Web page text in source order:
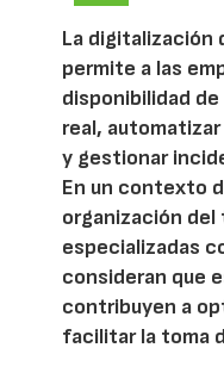
La digitalización
permite a las
disponibilidad
real,
y gestionar
En un contexto
organización del
especializadas
consideran que
contribuyen a
facilitar la toma